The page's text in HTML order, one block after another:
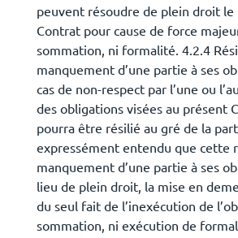
peuvent résoudre de plein droit le
Contrat pour cause de force
sommation, ni formalité. 4.2.4
manquement d’une partie à ses
cas de non-respect par l’une ou
des obligations visées au présent
pourra être résilié au gré de la
expressément entendu que cette
manquement d’une partie à ses
lieu de plein droit, la mise en
du seul fait de l’inexécution de
sommation, ni exécution de